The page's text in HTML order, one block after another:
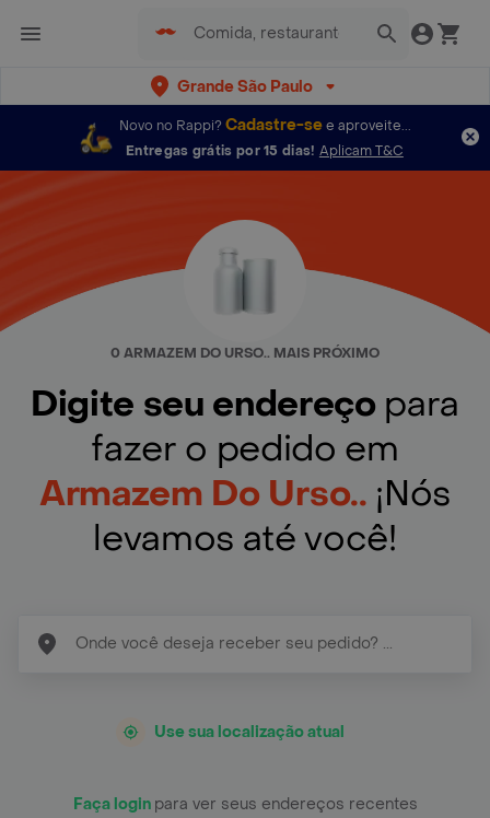
Grande São Paulo
Novo no Rappi? Cadastre-se e aproveite...
Entregas grátis por 15 dias! Aplicam T&C
0 ARMAZEM DO URSO.. MAIS PRÓXIMO
Digite seu endereço para
fazer o pedido em
Armazem Do Urso.. ¡Nós
levamos até você!
Use sua localização atual
Faça login para ver seus endereços recentes